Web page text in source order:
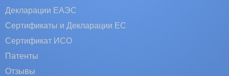
Декларации ЕАЭС
Сертификаты и Декларации EC
Сертификат ИСО
Патенты
Отзывы